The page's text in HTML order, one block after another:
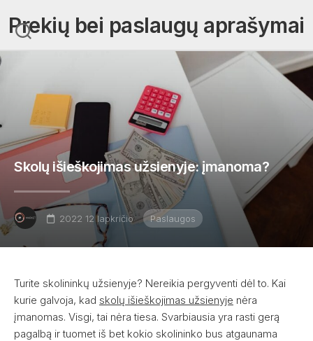
content
Prekių bei paslaugų aprašymai
Skolų išieškojimas užsienyje: įmanoma?
2022 12 lapkričio Paslaugos
Turite skolininkų užsienyje? Nereikia pergyventi dėl to. Kai
kurie galvoja, kad skolų išieškojimas užsienyje nėra
įmanomas. Visgi, tai nėra tiesa. Svarbiausia yra rasti gerą
pagalbą ir tuomet iš bet kokio skolininko bus atgaunama